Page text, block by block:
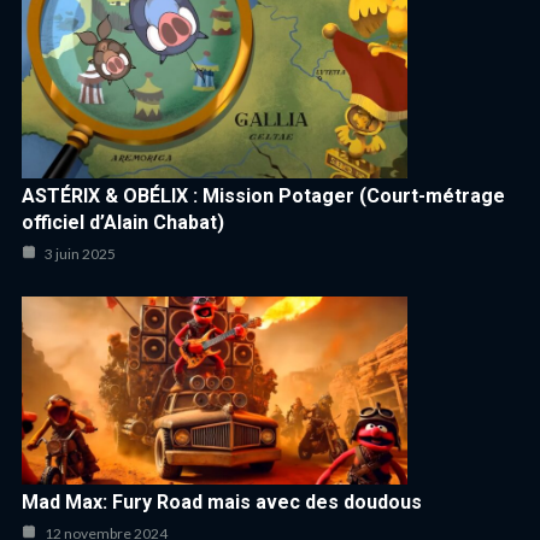
ASTÉRIX & OBÉLIX : Mission Potager (Court-métrage
officiel d’Alain Chabat)
3 juin 2025
Mad Max: Fury Road mais avec des doudous
12 novembre 2024